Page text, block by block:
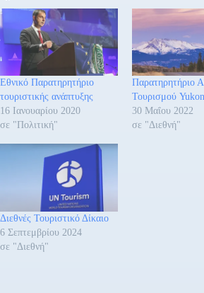
Εθνικό Παρατηρητήριο
τουριστικής ανάπτυξης
16 Ιανουαρίου 2020
σε "Πολιτική"
Παρατηρητήριο
Τουρισμού Yukon
30 Μαΐου 2022
σε "Διεθνή"
Διεθνές Τουριστικό Δίκαιο
6 Σεπτεμβρίου 2024
σε "Διεθνή"